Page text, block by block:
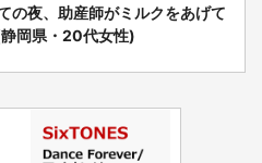
の夜、助産師がミルクをあげて
岡県・20代女性)